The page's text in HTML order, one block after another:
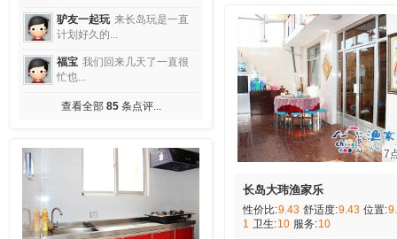
驴友一起玩 来长岛玩是一直
计划好久的...
福宝 我们回来几天了一直很
忙也...
查看全部 85条点评...
7
长岛大玮渔家乐
性价比:9.43 舒适度:9.43 位置:
1 卫生:10 服务:10